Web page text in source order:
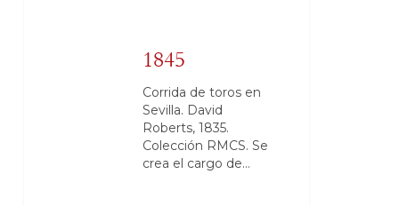
1845
Corrida de toros en
Sevilla. David
Roberts, 1835.
Colección RMCS. Se
crea el cargo de…